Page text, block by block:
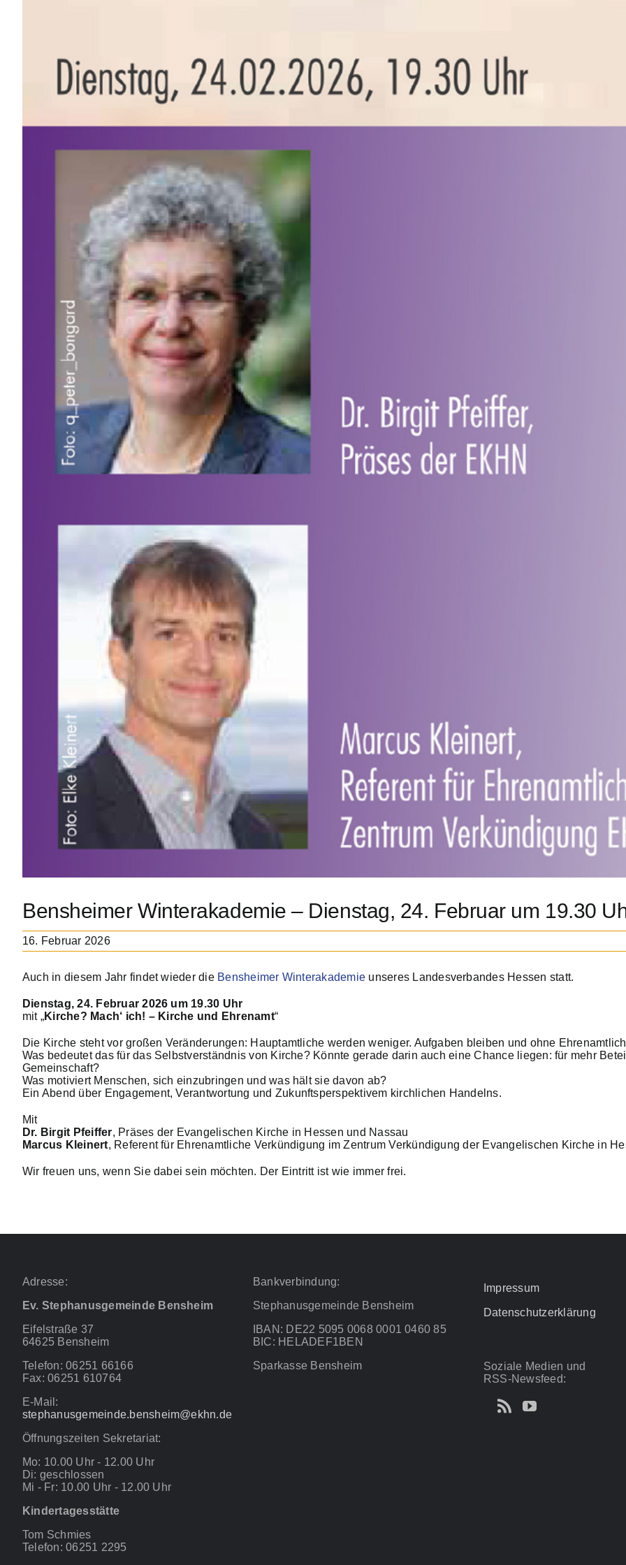
Bensheimer Winterakademie – Dienstag, 24. Februar um 19.30
16. Februar 2026
Auch in diesem Jahr findet wieder die Bensheimer Winterakademie unseres Landesverbandes Hessen statt.
Dienstag, 24. Februar 2026 um 19.30 Uhr
mit „Kirche? Mach‘ ich! – Kirche und Ehrenamt“
Die Kirche steht vor großen Veränderungen: Hauptamtliche werden weniger. Aufgaben bleiben und ohne
Was bedeutet das für das Selbstverständnis von Kirche? Könnte gerade darin auch eine Chance liegen: für mehr
Gemeinschaft?
Was motiviert Menschen, sich einzubringen und was hält sie davon ab?
Ein Abend über Engagement, Verantwortung und Zukunftsperspektivem kirchlichen Handelns.
Mit
Dr. Birgit Pfeiffer, Präses der Evangelischen Kirche in Hessen und Nassau
Marcus Kleinert, Referent für Ehrenamtliche Verkündigung im Zentrum Verkündigung der Evangelischen Kirche in
Wir freuen uns, wenn Sie dabei sein möchten. Der Eintritt ist wie immer frei.
Adresse:
Ev. Stephanusgemeinde Bensheim
Eifelstraße 37
64625 Bensheim
Telefon: 06251 66166
Fax: 06251 610764
E-Mail:
stephanusgemeinde.bensheim@ekhn.de
Öffnungszeiten Sekretariat:
Mo: 10.00 Uhr - 12.00 Uhr
Di: geschlossen
Mi - Fr: 10.00 Uhr - 12.00 Uhr
Kindertagesstätte
Tom Schmies
Telefon: 06251 2295
Bankverbindung:
Stephanusgemeinde Bensheim
IBAN: DE22 5095 0068 0001 0460 85
BIC: HELADEF1BEN
Sparkasse Bensheim
Impressum
Datenschutzerklärung
Soziale Medien und
RSS-Newsfeed: